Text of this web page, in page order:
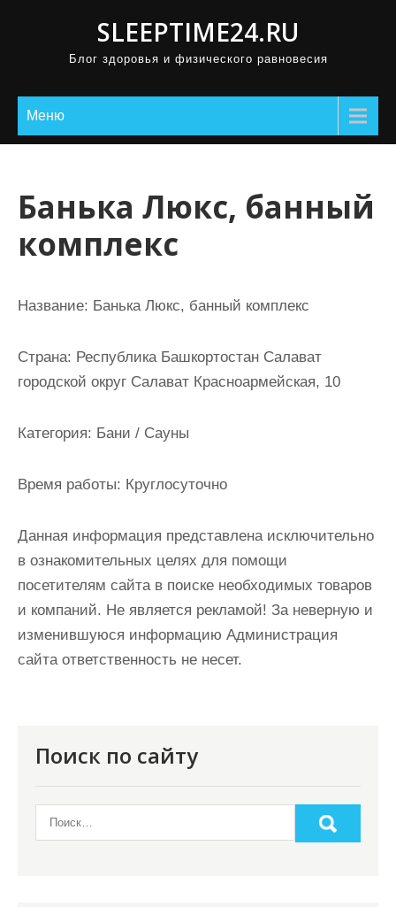
SLEEPTIME24.RU
Блог здоровья и физического равновесия
Меню
Банька Люкс, банный
комплекс
Название: Банька Люкс, банный комплекс
Страна: Республика Башкортостан Салават
городской округ Салават Красноармейская, 10
Категория: Бани / Сауны
Время работы: Круглосуточно
Данная информация представлена исключительно
в ознакомительных целях для помощи
посетителям сайта в поиске необходимых товаров
и компаний. Не является рекламой! За неверную и
изменившуюся информацию Администрация
сайта ответственность не несет.
Поиск по сайту